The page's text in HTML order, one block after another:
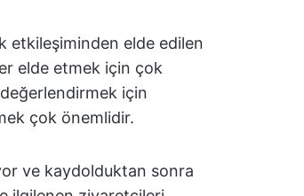
etkileşiminden elde edilen
elde etmek için çok
için
çok önemlidir.
ve kaydolduktan sonra